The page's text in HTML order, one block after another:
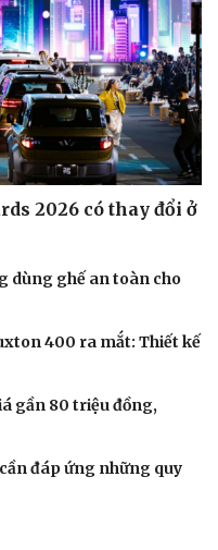
trí
trang
2026 có thay đổi ở
dùng ghế an toàn cho
400 ra mắt: Thiết kế
gần 80 triệu đồng,
đáp ứng những quy